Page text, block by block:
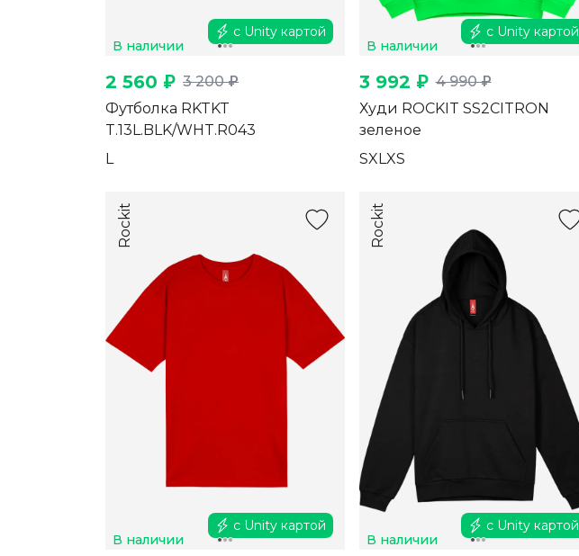
В наличии
с Unity картой
2 560 ₽ 3 200 ₽
Футболка RKTKT
T.13L.BLK/WHT.R043
L
В наличии
с Unity картой
3 992 ₽ 4 990 ₽
Худи ROCKIT SS2CITRON
зеленое
SXL XS
В наличии
Rockit
с Unity картой
В наличии
Rockit
с Unity картой